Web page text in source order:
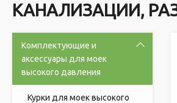
КАНАЛИЗАЦИИ,
Комплектующие и
аксессуары для моек
высокого давления
Курки для моек высокого